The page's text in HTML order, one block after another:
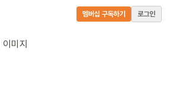
멤버십 구독하기 로그인